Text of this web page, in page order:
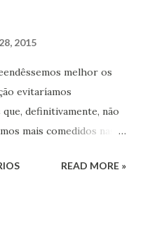
2015
melhor os
evitaríamos
definitivamente, não
mais comedidos nas
de nos
READ MORE »